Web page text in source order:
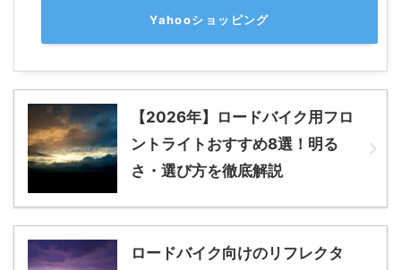
Yahooショッピング
【2026年】ロードバイク用フロ
ントライトおすすめ8選！明る
さ・選び方を徹底解説
ロードバイク向けのリフレクタ